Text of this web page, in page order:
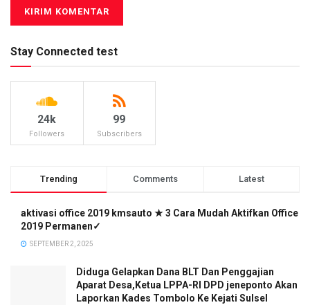
Stay Connected test
24k
Followers
99
Subscribers
Trending Comments Latest
aktivasi office 2019 kmsauto ★ 3 Cara Mudah Aktifkan Office
2019 Permanen✓
SEPTEMBER 2, 2025
Diduga Gelapkan Dana BLT Dan Penggajian
Aparat Desa,Ketua LPPA-RI DPD jeneponto Akan
Laporkan Kades Tombolo Ke Kejati Sulsel